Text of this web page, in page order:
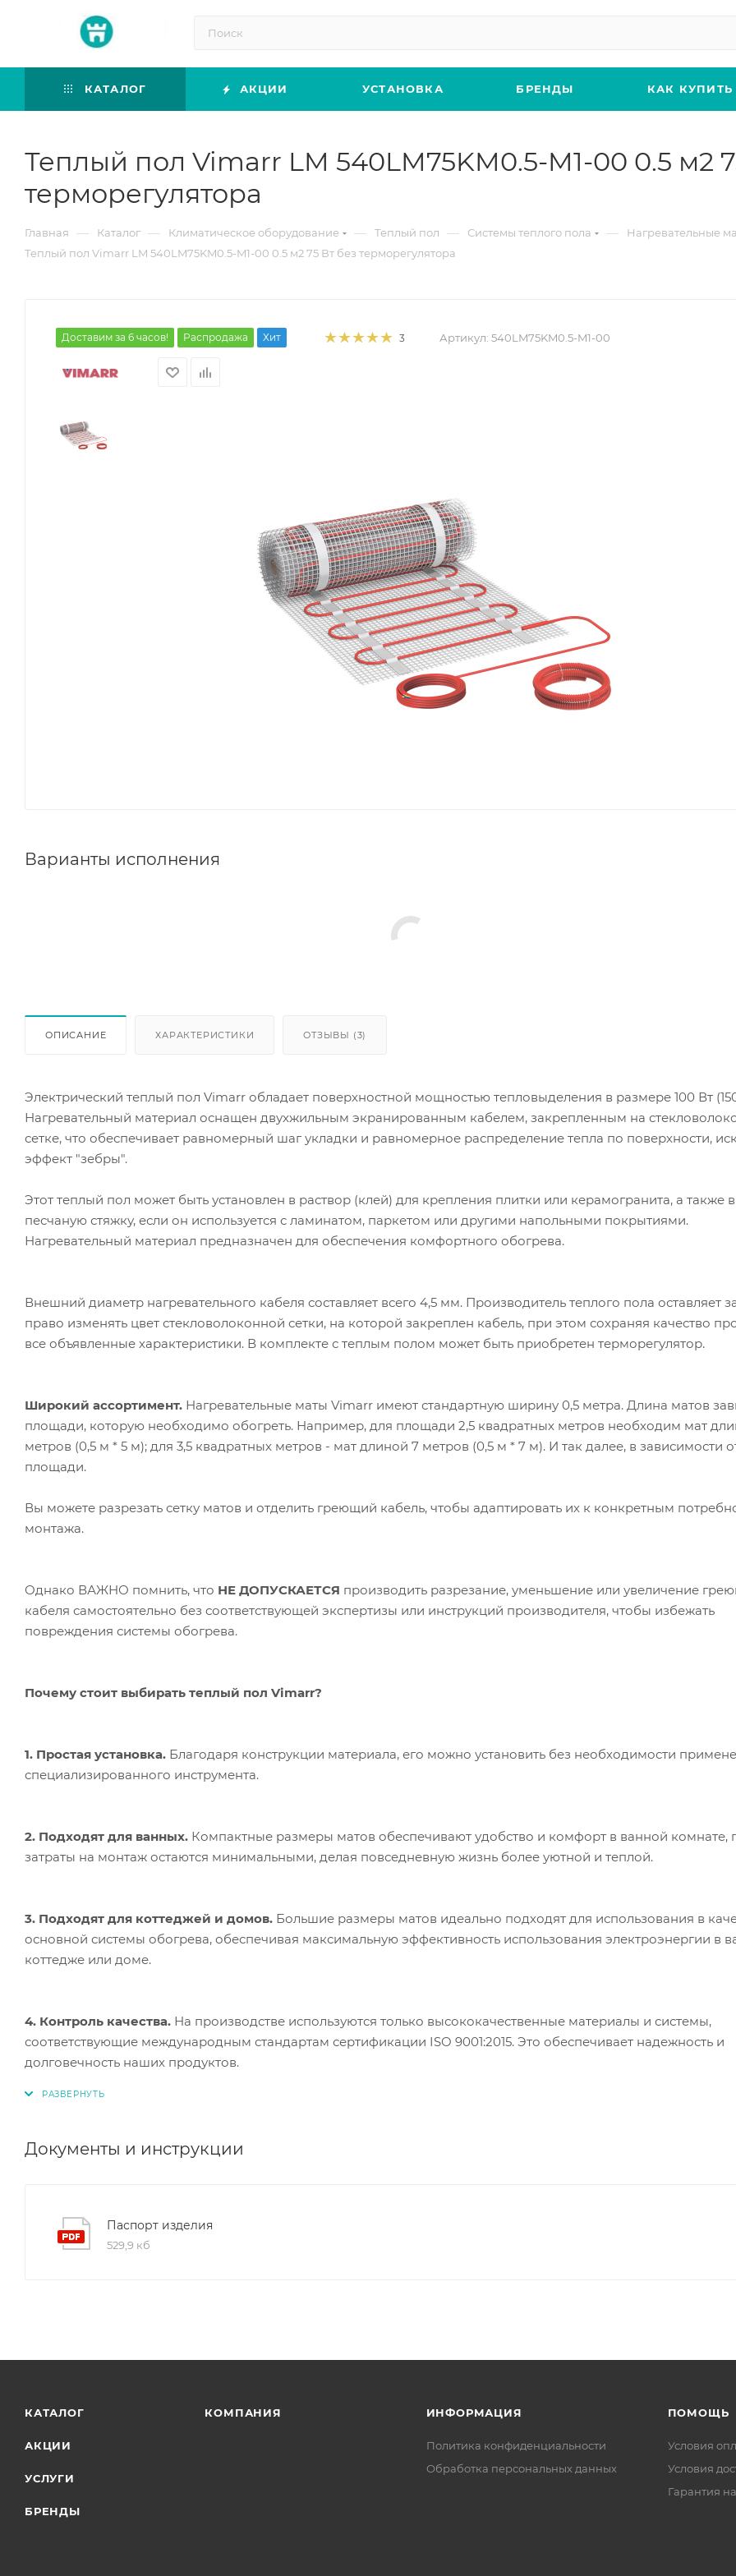
КАТАЛОГ АКЦИИ УСТАНОВКА БРЕНДЫ КАК КУПИТЬ
Теплый пол Vimarr LM 540LM75KM0.5-M1-00 0.5 м2
терморегулятора
Главная — Каталог — Климатическое оборудование — Теплый пол — Системы теплого пола — Нагревательные
Теплый пол Vimarr LM 540LM75KM0.5-M1-00 0.5 м2 75 Вт без терморегулятора
Доставим за 6 часов! Распродажа Хит 3 Артикул: 540LM75KM0.5-M1-00
Варианты исполнения
ОПИСАНИЕ ХАРАКТЕРИСТИКИ ОТЗЫВЫ (3)
Электрический теплый пол Vimarr обладает поверхностной мощностью тепловыделения в размере 100 Вт
Нагревательный материал оснащен двухжильным экранированным кабелем, закрепленным на
сетке, что обеспечивает равномерный шаг укладки и равномерное распределение тепла по поверхности,
эффект "зебры".
Этот теплый пол может быть установлен в раствор (клей) для крепления плитки или керамогранита, а также в
песчаную стяжку, если он используется с ламинатом, паркетом или другими напольными покрытиями.
Нагревательный материал предназначен для обеспечения комфортного обогрева.
Внешний диаметр нагревательного кабеля составляет всего 4,5 мм. Производитель теплого пола оставляет
право изменять цвет стекловолоконной сетки, на которой закреплен кабель, при этом сохраняя качество
все объявленные характеристики. В комплекте с теплым полом может быть приобретен терморегулятор.
Широкий ассортимент. Нагревательные маты Vimarr имеют стандартную ширину 0,5 метра. Длина матов
площади, которую необходимо обогреть. Например, для площади 2,5 квадратных метров необходим мат
метров (0,5 м * 5 м); для 3,5 квадратных метров - мат длиной 7 метров (0,5 м * 7 м). И так далее, в зависимости
площади.
Вы можете разрезать сетку матов и отделить греющий кабель, чтобы адаптировать их к конкретным
монтажа.
Однако ВАЖНО помнить, что НЕ ДОПУСКАЕТСЯ производить разрезание, уменьшение или увеличение
кабеля самостоятельно без соответствующей экспертизы или инструкций производителя, чтобы избежать
повреждения системы обогрева.
Почему стоит выбирать теплый пол Vimarr?
1. Простая установка. Благодаря конструкции материала, его можно установить без необходимости
специализированного инструмента.
2. Подходят для ванных. Компактные размеры матов обеспечивают удобство и комфорт в ванной комнате,
затраты на монтаж остаются минимальными, делая повседневную жизнь более уютной и теплой.
3. Подходят для коттеджей и домов. Большие размеры матов идеально подходят для использования в
основной системы обогрева, обеспечивая максимальную эффективность использования электроэнергии в
коттедже или доме.
4. Контроль качества. На производстве используются только высококачественные материалы и системы,
соответствующие международным стандартам сертификации ISO 9001:2015. Это обеспечивает надежность и
долговечность наших продуктов.
Документы и инструкции
Паспорт изделия
529,9 кб
КАТАЛОГ
АКЦИИ
УСЛУГИ
БРЕНДЫ
КОМПАНИЯ ИНФОРМАЦИЯ
Политика конфиденциальности
Обработка персональных данных
ПОМОЩЬ
Условия
Условия
Гарантия